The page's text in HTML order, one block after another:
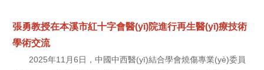
張勇教授在本溪市紅十字會醫(yī)院進行再生醫(yī)療技術
學術交流
2025年11月6日，中國中西醫(yī)結合學會燒傷專業(yè)委員